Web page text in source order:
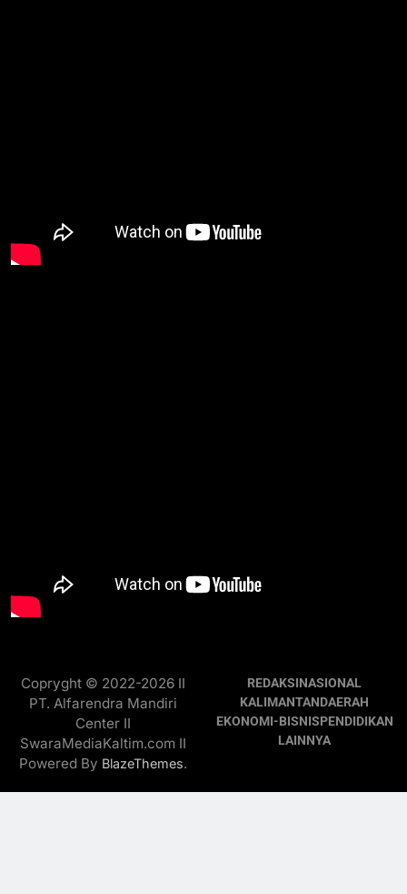
Copryght © 2022-2026 II
PT. Alfarendra Mandiri
Center II
SwaraMediaKaltim.com II
Powered By BlazeThemes.
REDAKSINASIONAL
KALIMANTANDAERAH
EKONOMI-BISNISPENDIDIKAN
LAINNYA